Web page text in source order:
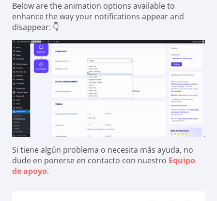
Below are the animation options available to
enhance the way your notifications appear and
disappear: 👇
Si tiene algún problema o necesita más ayuda, no
dude en ponerse en contacto con nuestro Equipo
de apoyo.